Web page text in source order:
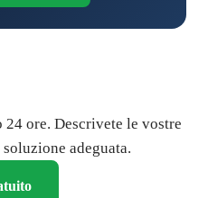
24 ore. Descrivete le vostre
adeguata.